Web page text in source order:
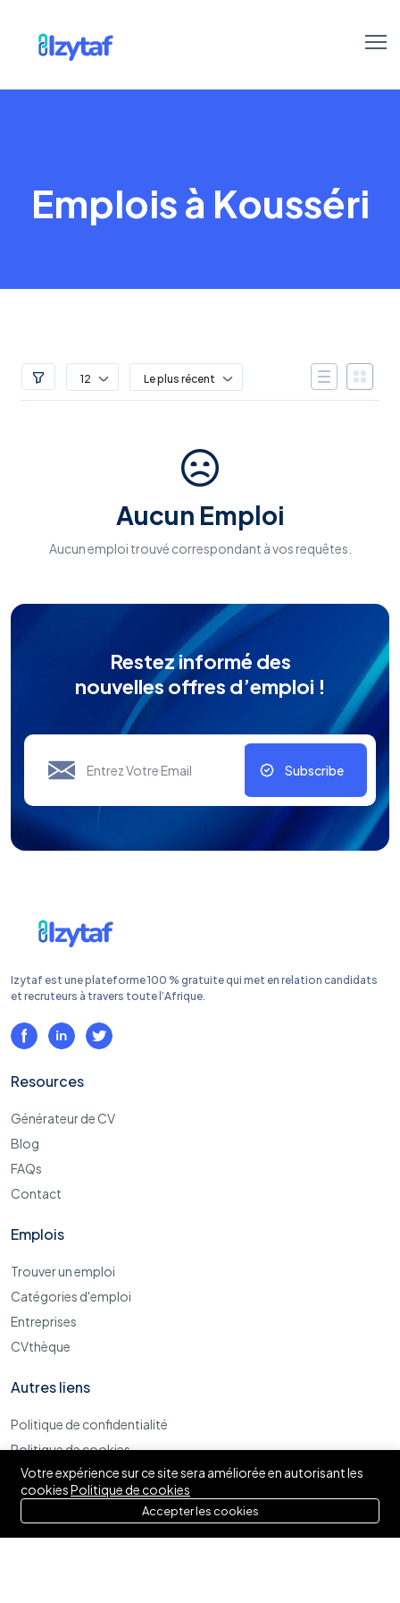
Emplois à Kousséri
12 Le plus récent
Aucun Emploi
Aucun emploi trouvé correspondant à vos requêtes.
Restez informé des
nouvelles offres d’emploi !
Subscribe
Izytaf est une plateforme 100 % gratuite qui met en relation candidats
et recruteurs à travers toute l’Afrique.
Resources
Générateur de CV
Blog
FAQs
Contact
Emplois
Trouver un emploi
Catégories d'emploi
Entreprises
CVthèque
Autres liens
Politique de confidentialité
Politique de cookies
Termes et conditions d'utilisations
Votre expérience sur ce site sera améliorée en autorisant les
cookiesPolitique de cookies
Accepter les cookies